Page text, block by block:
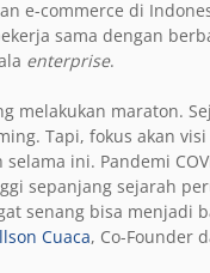
e-commerce di
sama dengan
enterprise.
melakukan maraton.
Tapi, fokus akan
ini. Pandemi
sepanjang sejarah
senang bisa menjadi
Cuaca, Co-Founder